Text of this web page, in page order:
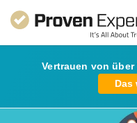
Vertrauen von
Das